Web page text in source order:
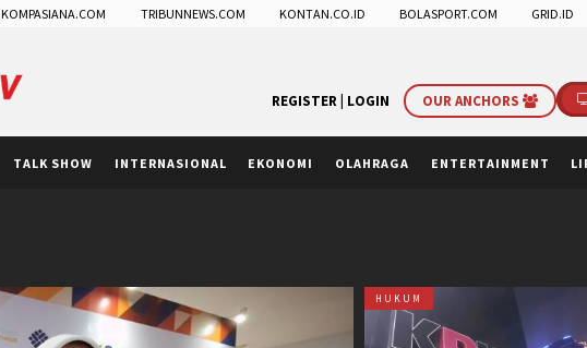
KOMPASIANA.COM TRIBUNNEWS.COM KONTAN.CO.ID BOLASPORT.COM GRID.ID
REGISTER | LOGIN OUR ANCHORS
TALK SHOW INTERNASIONAL EKONOMI OLAHRAGA ENTERTAINMENT
HUKUM